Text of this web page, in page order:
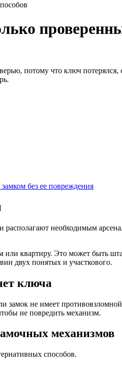
потому что ключ
без ее повреждения
необходимым
квартиру. Это может быть
двух понятых и участкового.
ключа
не имеет
не повредить механизм.
механизмов
способов.